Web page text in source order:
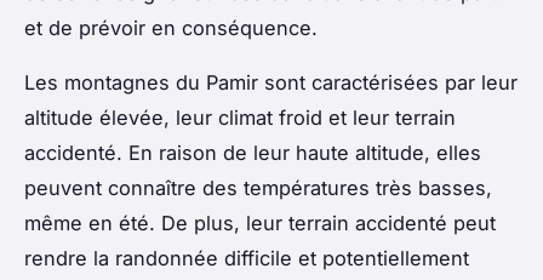
et de prévoir en conséquence.
Les montagnes du Pamir sont caractérisées par leur
altitude élevée, leur climat froid et leur terrain
accidenté. En raison de leur haute altitude, elles
peuvent connaître des températures très basses,
même en été. De plus, leur terrain accidenté peut
rendre la randonnée difficile et potentiellement